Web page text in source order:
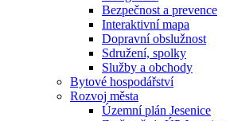
Bezpečnost a prevence
Interaktivní mapa
Dopravní obslužnost
Sdružení, spolky
Služby a obchody
Bytové hospodářství
Rozvoj města
Územní plán Jesenice